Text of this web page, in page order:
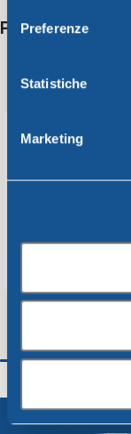
Preferenze
Statistiche
Marketing
Potrebbero
CONTENITORE
3,93€